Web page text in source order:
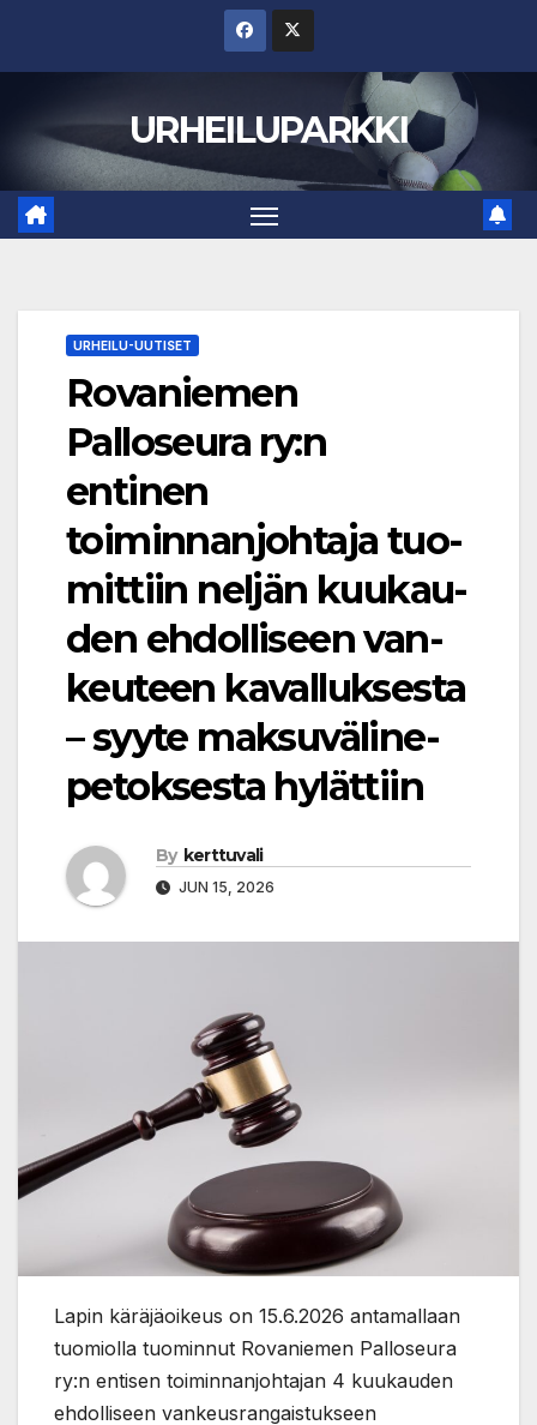
URHEILUPARKKI
URHEILU-UUTISET
Rovaniemen
Palloseura ry:n
entinen
toiminnanjohtaja tuo­
mit­tiin neljän kuu­kau­
den eh­dol­li­seen van­
keu­teen ka­val­luk­ses­ta
– syyte mak­su­vä­li­ne­
pe­tok­ses­ta hy­lät­tiin
By kerttuvali
JUN 15, 2026
Lapin käräjäoikeus on 15.6.2026 antamallaan
tuomiolla tuominnut Rovaniemen Palloseura
ry:n entisen toiminnanjohtajan 4 kuukauden
ehdolliseen vankeusrangaistukseen